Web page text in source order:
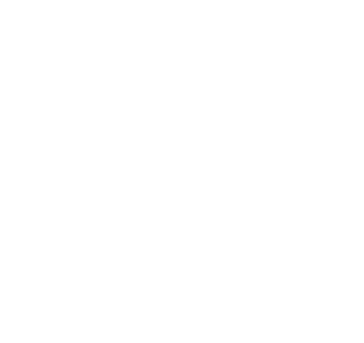
úžasná dovolená. Pokaždé je to jiné, ale skvělé. Jezdíme hlavně
- tedy želvy, rejnoky, delfíny, perutýny, chobotnici, murény,
aktivit a nám se zase nechtělo domů...